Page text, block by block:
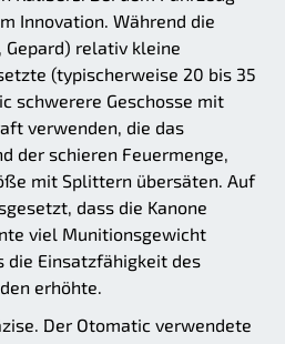
Innovation. Während die
Gepard) relativ kleine
(typischerweise 20 bis 35
schwerere Geschosse mit
verwenden, die das
der schieren Feuermenge,
mit Splittern übersäten. Auf
dass die Kanone
viel Munitionsgewicht
die Einsatzfähigkeit des
erhöhte.
Der Otomatic verwendete